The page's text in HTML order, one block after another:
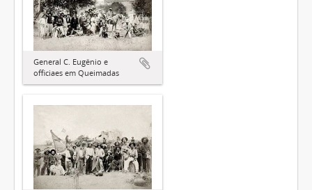
General C. Eugênio e
officiaes em Queimadas